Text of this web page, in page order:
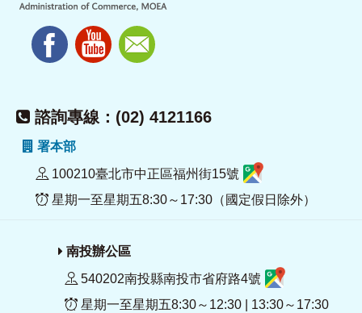
諮詢專線：(02) 4121166
署本部
100210臺北市中正區福州街15號
星期一至星期五8:30～17:30（國定假日除外）
南投辦公區
540202南投縣南投市省府路4號
星期一至星期五8:30～12:30 | 13:30～17:30